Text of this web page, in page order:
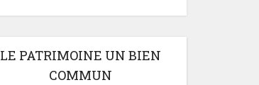
LE PATRIMOINE UN BIEN
COMMUN